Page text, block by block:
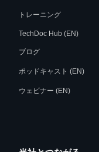
トレーニング
TechDoc Hub (EN)
ブログ
ポッドキャスト (EN)
ウェビナー (EN)